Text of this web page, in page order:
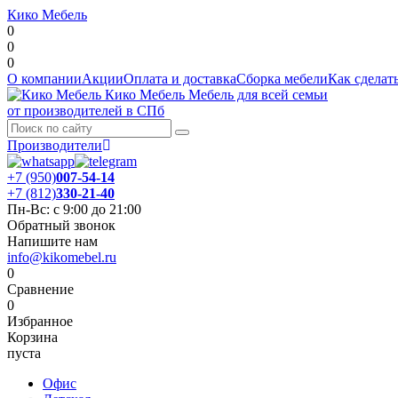
Кико Мебель
0
0
0
О компанииАкцииОплата и доставкаСборка мебелиКак
Кико Мебель Мебель для всей семьи
от производителей в СПб
Производители
+7 (950)007-54-14
+7 (812)330-21-40
Пн-Вс: с 9:00 до 21:00
Обратный звонок
Напишите нам
info@kikomebel.ru
0
Сравнение
0
Избранное
Корзина
пуста
Офис